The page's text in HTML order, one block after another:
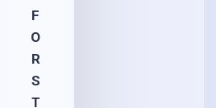
F
O
R
S
T